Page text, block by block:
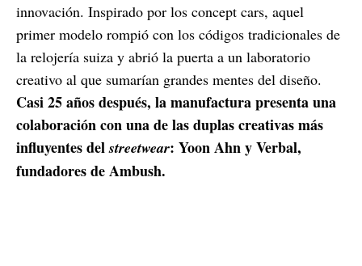
innovación. Inspirado por los concept cars, aquel
primer modelo rompió con los códigos tradicionales de
la relojería suiza y abrió la puerta a un laboratorio
creativo al que sumarían grandes mentes del diseño.
Casi 25 años después, la manufactura presenta una
colaboración con una de las duplas creativas más
influyentes delstreetwear: Yoon Ahn y Verbal,
fundadores de Ambush.